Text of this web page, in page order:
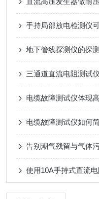
地下管线探测仪的探
三通道直流电阻测试
电缆故障测试仪体现
电缆故障测试仪如何
使用10A手持式直流